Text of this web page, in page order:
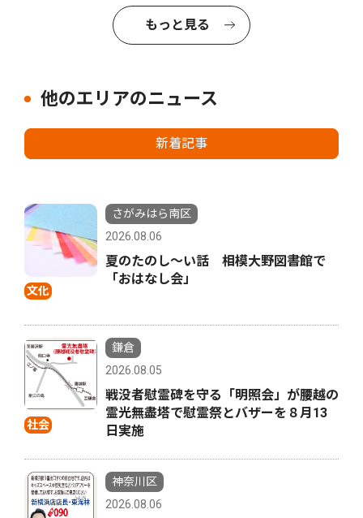
もっと見る
他のエリアのニュース
新着記事
文化
さがみはら南区
2026.08.06
夏のたのし〜い話 相模大野図書館で
「おはなし会」
社会
鎌倉
2026.08.05
戦没者慰霊碑を守る「明照会」が腰越の
霊光無盡塔で慰霊祭とバザーを８月13
日実施
神奈川区
2026.08.06